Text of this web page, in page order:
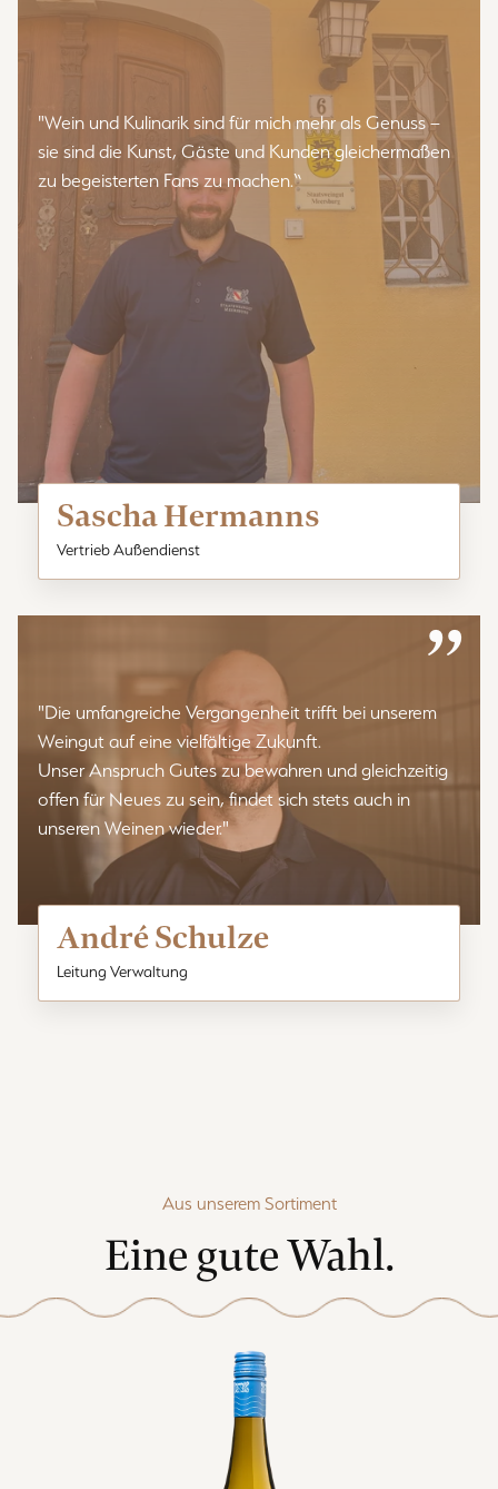
"Wein und Kulinarik sind für mich mehr als Genuss –
sie sind die Kunst, Gäste und Kunden gleichermaßen
zu begeisterten Fans zu machen.“
Sascha Hermanns
Vertrieb Außendienst
”
"Die umfangreiche Vergangenheit trifft bei unserem
Weingut auf eine vielfältige Zukunft.
Unser Anspruch Gutes zu bewahren und gleichzeitig
offen für Neues zu sein, findet sich stets auch in
unseren Weinen wieder."
André Schulze
Leitung Verwaltung
Aus unserem Sortiment
Eine gute Wahl.